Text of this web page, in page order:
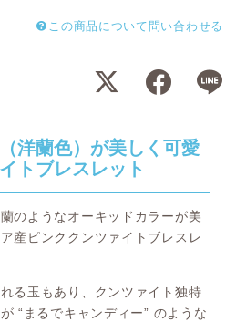
この商品について問い合わせる
洋蘭色）が美しく可愛
トブレスレット
のようなオーキッドカラーが美
産ピンククンツァイトブレスレ
る玉もあり、クンツァイト独特
“まるでキャンディー” のような